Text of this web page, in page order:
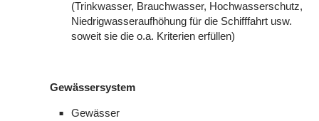
(Trinkwasser, Brauchwasser, Hochwasserschutz,
Niedrigwasseraufhöhung für die Schifffahrt usw.
soweit sie die o.a. Kriterien erfüllen)
Gewässersystem
Gewässer